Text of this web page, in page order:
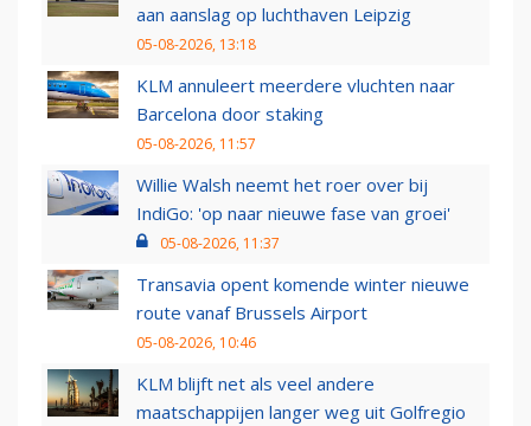
aan aanslag op luchthaven Leipzig
05-08-2026, 13:18
KLM annuleert meerdere vluchten naar
Barcelona door staking
05-08-2026, 11:57
Willie Walsh neemt het roer over bij
IndiGo: 'op naar nieuwe fase van groei'
05-08-2026, 11:37
Transavia opent komende winter nieuwe
route vanaf Brussels Airport
05-08-2026, 10:46
KLM blijft net als veel andere
maatschappijen langer weg uit Golfregio